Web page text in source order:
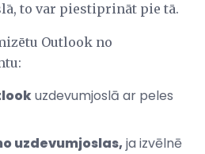
to var piestiprināt pie tā.
Outlook no
uzdevumjoslā ar peles
uzdevumjoslas, ja izvēlnē